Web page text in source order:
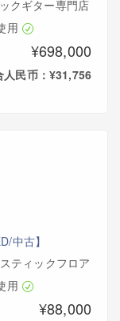
クギター専門店
用
¥698,000
人民币：¥31,756
中古】
ティックフロア
用
¥88,000